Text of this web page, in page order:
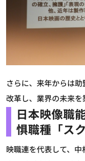
さらに、来年からは
改革し、業界の未来を
日本映像職
惧職種「ス
映職連を代表して、